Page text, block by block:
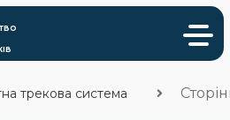
трекова система